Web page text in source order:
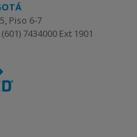
Piso 6-7
7434000 Ext 1901